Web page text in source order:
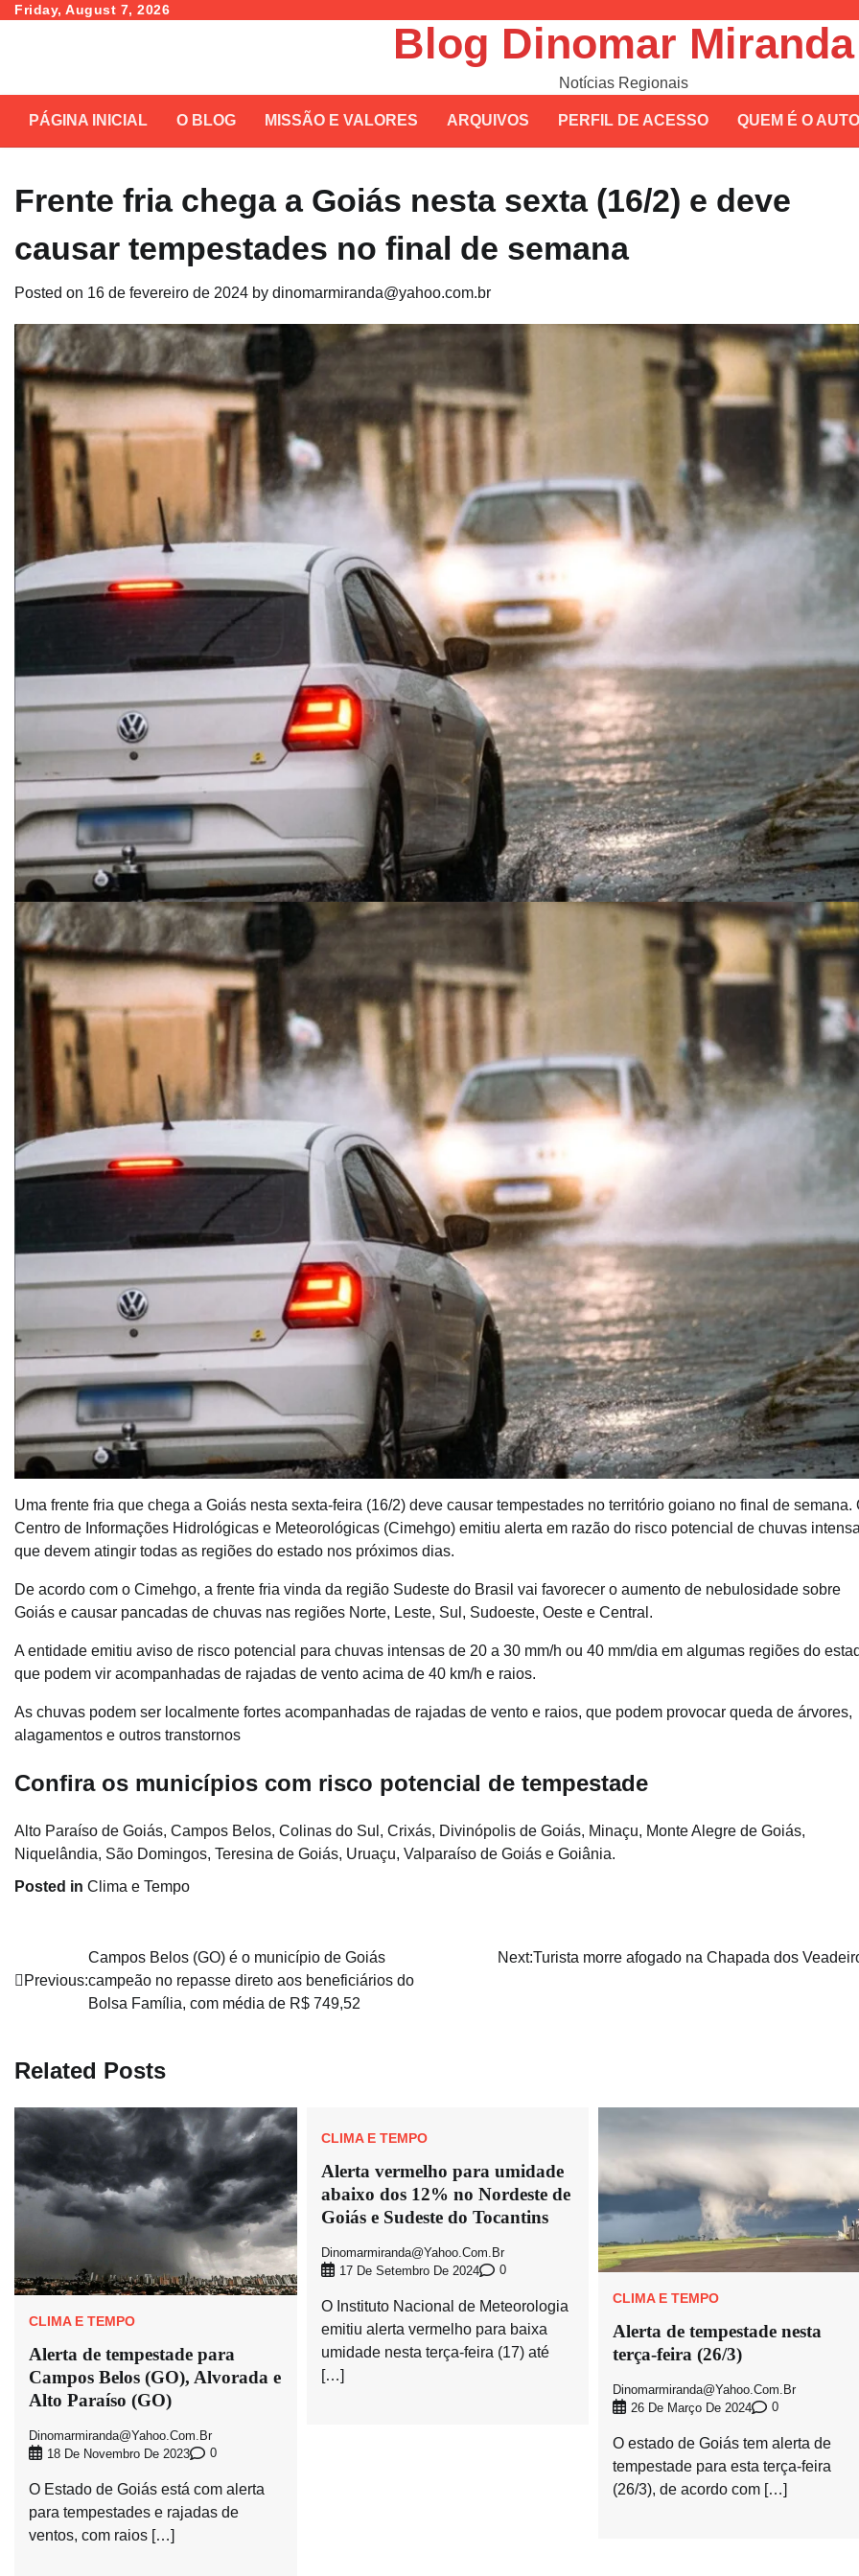
SkipFriday, August 7, 2026
Blog Dinomar Miranda
Notícias Regionais
PÁGINA INICIAL O BLOG MISSÃO E VALORES ARQUIVOS PERFIL DE ACESSO QUEM É O
Frente fria chega a Goiás nesta sexta (16/2) e deve
causar tempestades no final de semana
Posted on 16 de fevereiro de 2024 by dinomarmiranda@yahoo.com.br
Uma frente fria que chega a Goiás nesta sexta-feira (16/2) deve causar tempestades no território goiano no final de semana.
Centro de Informações Hidrológicas e Meteorológicas (Cimehgo) emitiu alerta em razão do risco potencial de chuvas
que devem atingir todas as regiões do estado nos próximos dias.
De acordo com o Cimehgo, a frente fria vinda da região Sudeste do Brasil vai favorecer o aumento de nebulosidade sobre
Goiás e causar pancadas de chuvas nas regiões Norte, Leste, Sul, Sudoeste, Oeste e Central.
A entidade emitiu aviso de risco potencial para chuvas intensas de 20 a 30 mm/h ou 40 mm/dia em algumas regiões do
que podem vir acompanhadas de rajadas de vento acima de 40 km/h e raios.
As chuvas podem ser localmente fortes acompanhadas de rajadas de vento e raios, que podem provocar queda de árvores,
alagamentos e outros transtornos
Confira os municípios com risco potencial de tempestade
Alto Paraíso de Goiás, Campos Belos, Colinas do Sul, Crixás, Divinópolis de Goiás, Minaçu, Monte Alegre de Goiás,
Niquelândia, São Domingos, Teresina de Goiás, Uruaçu, Valparaíso de Goiás e Goiânia.
Posted in Clima e Tempo
Navegação
Previous:
Campos Belos (GO) é o município de Goiás
campeão no repasse direto aos beneficiários do
Bolsa Família, com média de R$ 749,52
Next:Turista morre afogado na Chapada dos
Related Posts
CLIMA E TEMPO
Alerta de tempestade para
Campos Belos (GO), Alvorada e
Alto Paraíso (GO)
Dinomarmiranda@yahoo.com.br
18 De Novembro De 2023
0
O Estado de Goiás está com alerta
para tempestades e rajadas de
ventos, com raios […]
CLIMA E TEMPO
Alerta vermelho para umidade
abaixo dos 12% no Nordeste de
Goiás e Sudeste do Tocantins
Dinomarmiranda@yahoo.com.br
17 De Setembro De 2024
0
O Instituto Nacional de Meteorologia
emitiu alerta vermelho para baixa
umidade nesta terça-feira (17) até
[…]
CLIMA E TEMPO
Alerta de tempestade nesta
terça-feira (26/3)
Dinomarmiranda@yahoo.com.br
26 De Março De 2024
0
O estado de Goiás tem alerta de
tempestade para esta terça-feira
(26/3), de acordo com […]